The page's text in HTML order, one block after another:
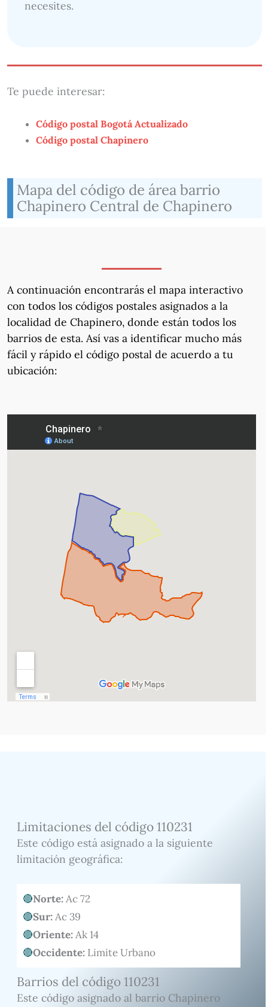
necesites.
Te puede interesar:
Código postal Bogotá Actualizado
Código postal Chapinero
Mapa del código de área barrio
Chapinero Central de Chapinero
A continuación encontrarás el mapa interactivo
con todos los códigos postales asignados a la
localidad de Chapinero, donde están todos los
barrios de esta. Así vas a identificar mucho más
fácil y rápido el código postal de acuerdo a tu
ubicación:
Limitaciones del código 110231
Este código está asignado a la siguiente
limitación geográfica:
Norte:Ac 72
Sur:Ac 39
Oriente:Ak 14
Occidente:Limite Urbano
Barrios del código 110231
Este código asignado al barrio Chapinero